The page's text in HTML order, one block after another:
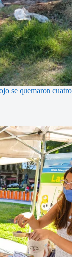
se quemaron cuatro